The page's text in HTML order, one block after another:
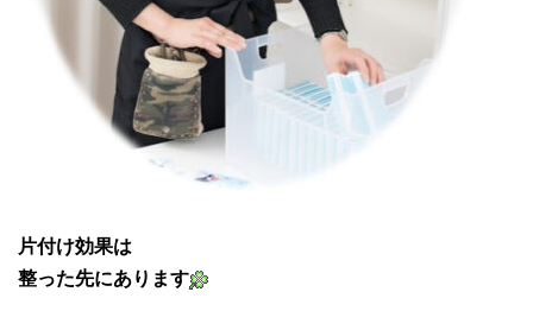
片付け効果は
整った先にあります